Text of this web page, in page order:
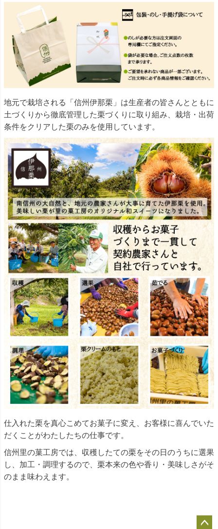
地元で栽培される「信州伊那栗」は生産者の皆さんとともに
土づくりから徹底管理した栗づくりに取り組み、栽培・出荷
条件をクリアした栗のみを使用しています。
仕入れた栗を真心こめてお菓子に変え、お客様に喜んでいた
だくことがわたしたちの仕事です。
信州里の菓工房では、収穫したての栗をその日のうちに選果
し、加工・調理するので、栗本来の色や香り・美味しさがそ
のまま味わえます。